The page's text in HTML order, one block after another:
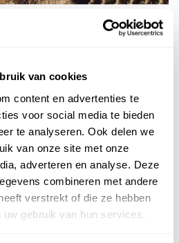
van cookies
content en advertenties te
voor social media te bieden
te analyseren. Ook delen we
van onze site met onze
adverteren en analyse. Deze
combineren met andere
verstrekt of die ze hebben
gebruik van hun services.